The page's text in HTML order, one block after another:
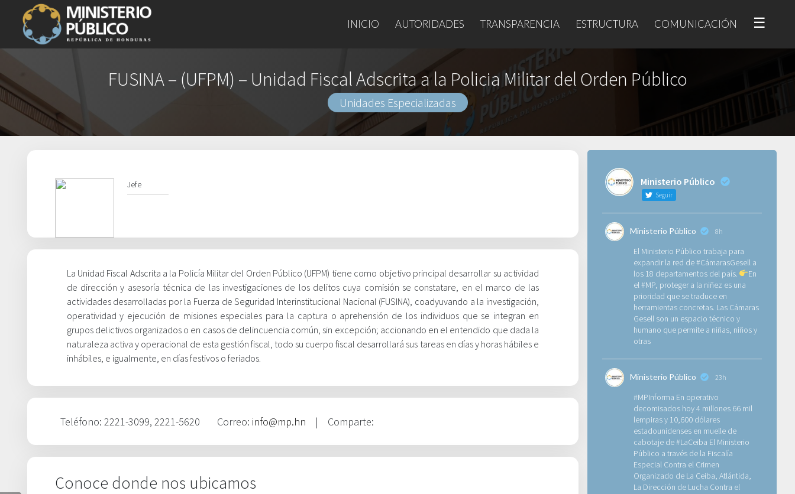
INICIO AUTORIDADES TRANSPARENCIA ESTRUCTURA COMUNICACIÓN ☰
FUSINA – (UFPM) – Unidad Fiscal Adscrita a la Policia Militar del Orden Público
Unidades Especializadas
Jefe
La Unidad Fiscal Adscrita a la Policía Militar del Orden Público (UFPM) tiene como objetivo principal desarrollar su actividad
de dirección y asesoría técnica de las investigaciones de los delitos cuya comisión se constatare, en el marco de las
actividades desarrolladas por la Fuerza de Seguridad Interinstitucional Nacional (FUSINA), coadyuvando a la investigación,
operatividad y ejecución de misiones especiales para la captura o aprehensión de los individuos que se integran en
grupos delictivos organizados o en casos de delincuencia común, sin excepción; accionando en el entendido que dada la
naturaleza activa y operacional de esta gestión fiscal, todo su cuerpo fiscal desarrollará sus tareas en días y horas hábiles e
inhábiles, e igualmente, en días festivos o feriados.
Teléfono: 2221-3099, 2221-5620 Correo: info@mp.hn | Comparte:
Conoce donde nos ubicamos
Ministerio Público
Seguir
Ministerio Público 8h
El Ministerio Público trabaja para
expandir la red de#CámarasGesella
los 18 departamentos del país.
En
el#MP, proteger a la niñez es una
prioridad que se traduce en
herramientas concretas. Las Cámaras
Gesell son un espacio técnico y
humano que permite a niñas, niños y
otras
Ministerio Público 23h
#MPInforma En operativo
decomisados hoy 4 millones 66 mil
lempiras y 10,600 dólares
estadounidensesen muelle de
cabotaje de#LaCeiba El Ministerio
Público a través de la Fiscalía
Especial Contra el Crimen
Organizado de La Ceiba, Atlántida,
La Dirección de Lucha Contra el